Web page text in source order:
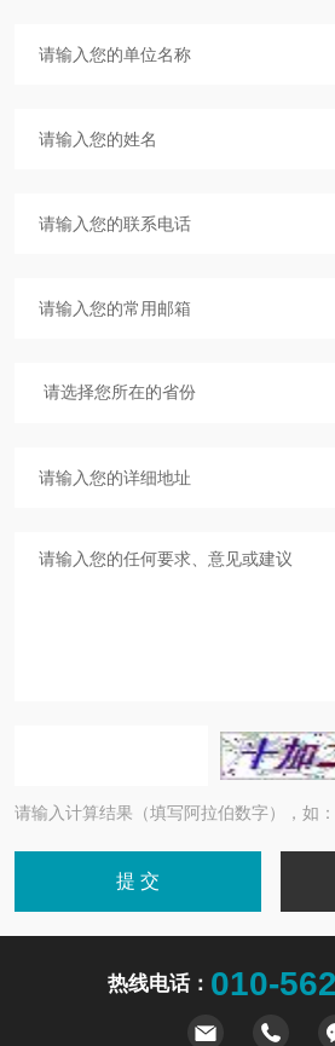
请输入计算结果（填写阿拉伯数字），如
热线电话： 010-